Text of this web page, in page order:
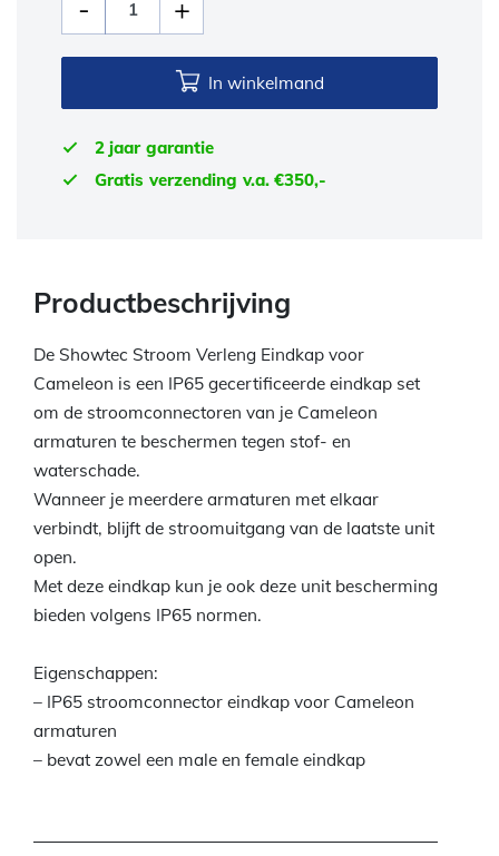
In winkelmand
2 jaar garantie
Gratis verzending v.a. €350,-
Productbeschrijving
De Showtec Stroom Verleng Eindkap voor
Cameleon is een IP65 gecertificeerde eindkap set
om de stroomconnectoren van je Cameleon
armaturen te beschermen tegen stof- en
waterschade.
Wanneer je meerdere armaturen met elkaar
verbindt, blijft de stroomuitgang van de laatste unit
open.
Met deze eindkap kun je ook deze unit bescherming
bieden volgens IP65 normen.
Eigenschappen:
– IP65 stroomconnector eindkap voor Cameleon
armaturen
– bevat zowel een male en female eindkap